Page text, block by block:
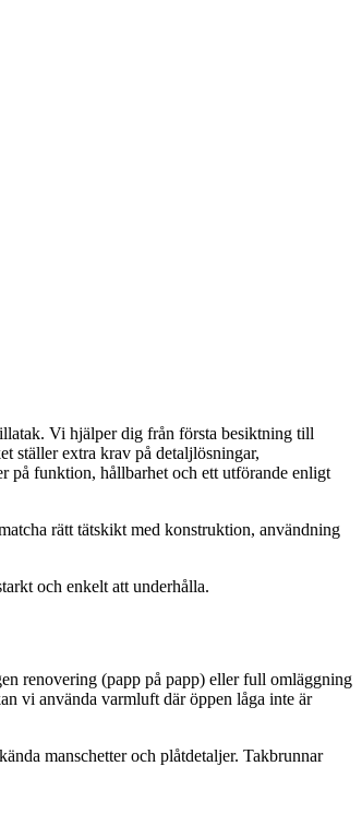
Vi hjälper dig från första besiktning till
ställer extra krav på detaljlösningar,
på funktion, hållbarhet och ett utförande enligt
rätt tätskikt med konstruktion, användning
och enkelt att underhålla.
renovering (papp på papp) eller full omläggning
vi använda varmluft där öppen låga inte är
manschetter och plåtdetaljer. Takbrunnar